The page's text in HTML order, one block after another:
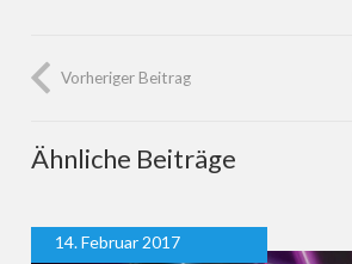
Vorheriger Beitrag
Ähnliche Beiträge
14. Februar 2017